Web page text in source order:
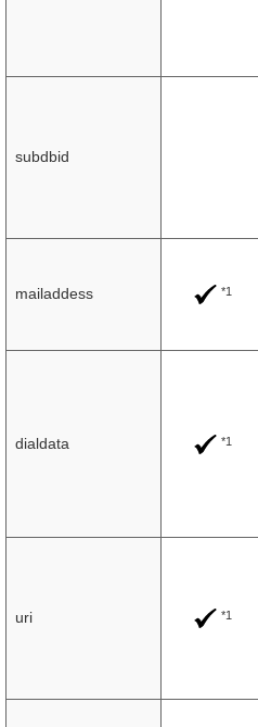
subdbid
mailaddess *1
dialdata *1
uri *1